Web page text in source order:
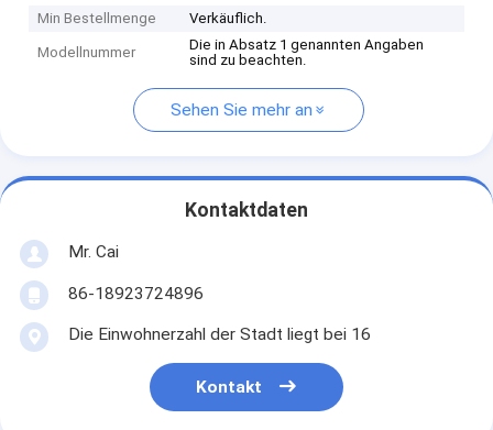
Min Bestellmenge
Verkäuflich.
Modellnummer
Die in Absatz 1 genannten Angaben
sind zu beachten.
Sehen Sie mehr an
Kontaktdaten
Mr. Cai
86-18923724896
Die Einwohnerzahl der Stadt liegt bei 16
Kontakt